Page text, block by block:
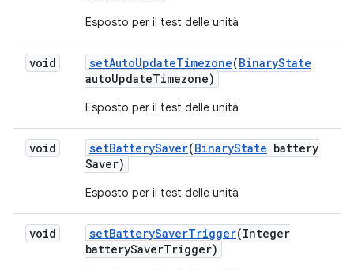
Esposto per il test delle unità
void setAutoUpdateTimezone(BinaryState
autoUpdateTimezone)
Esposto per il test delle unità
void setBatterySaver(BinaryState battery
Saver)
Esposto per il test delle unità
void setBatterySaverTrigger(Integer
batterySaverTrigger)